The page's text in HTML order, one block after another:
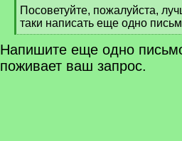
q
]
Посоветуйте, пожалуйста,
таки написать еще одно
[
/
q
]
Напишите еще одно
поживает ваш запрос.